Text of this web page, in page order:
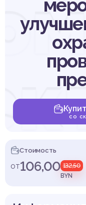
со
Стоимость
от106,00 132,50
BYN